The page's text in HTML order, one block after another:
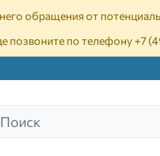
обращения от
позвоните по телефону +7